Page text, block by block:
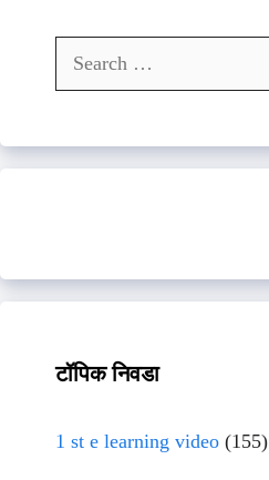
Search
for:
टॉपिक निवडा
1 st e learning video (155)